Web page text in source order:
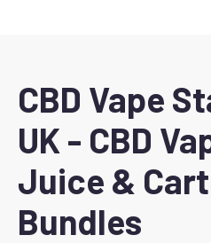
CBD Vape
UK - CBD
Juice &
Bundles